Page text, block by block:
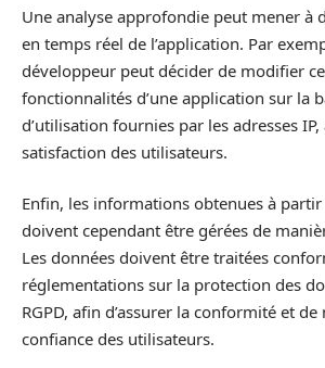
Une analyse approfondie peut mener à
en temps réel de l’application. Par
développeur peut décider de modifier
fonctionnalités d’une application sur la
d’utilisation fournies par les adresses
satisfaction des utilisateurs.
Enfin, les informations obtenues à partir
doivent cependant être gérées de
Les données doivent être traitées
réglementations sur la protection des
RGPD, afin d’assurer la conformité et
confiance des utilisateurs.